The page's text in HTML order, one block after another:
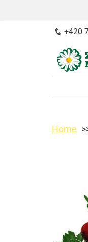
+420
Home